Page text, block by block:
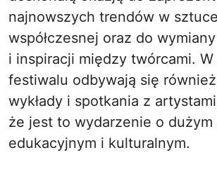
najnowszych trendów w sztuce
współczesnej oraz do
i inspiracji między twórcami. W
festiwalu odbywają się
wykłady i spotkania z
że jest to wydarzenie o dużym
edukacyjnym i kulturalnym.